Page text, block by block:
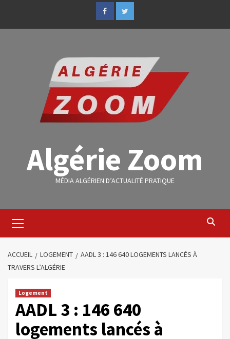
Algérie Zoom
MÉDIA ALGÉRIEN D’ACTUALITÉ PRATIQUE
ACCUEIL LOGEMENT
AADL 3 : 146 640 LOGEMENTS LANCÉS À
TRAVERS L’ALGÉRIE
Logement
AADL 3 : 146 640
logements lancés à